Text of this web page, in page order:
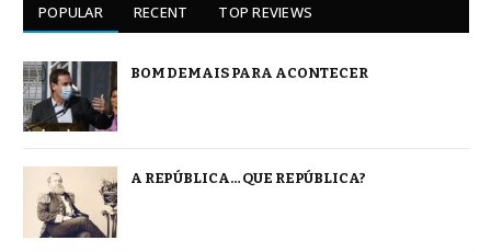
POPULAR RECENT TOP REVIEWS
BOM DEMAIS PARA ACONTECER
A REPÚBLICA… QUE REPÚBLICA?